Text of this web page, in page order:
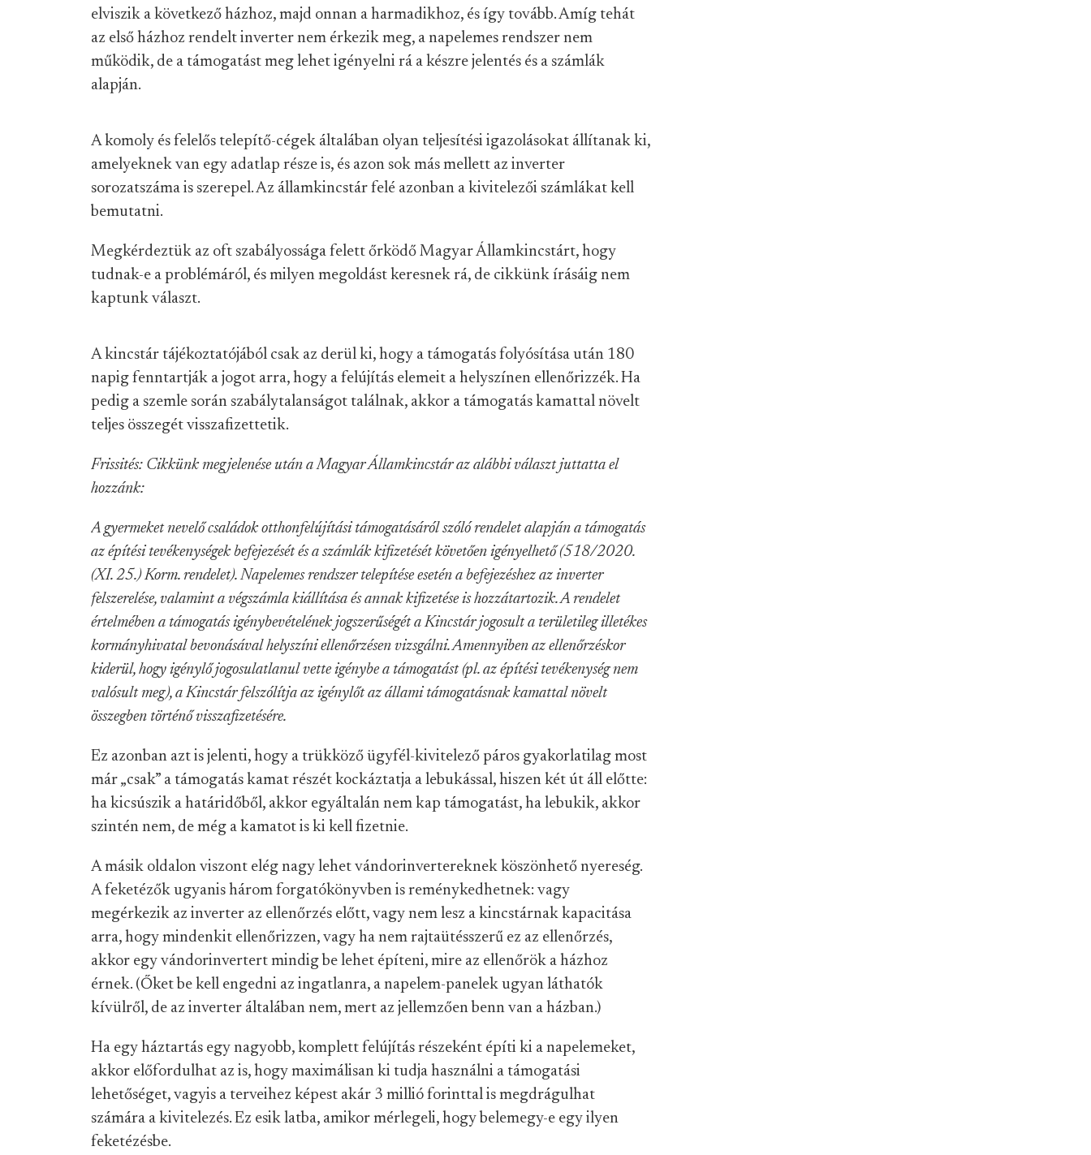
elviszik a következő házhoz, majd onnan a harmadikhoz, és így tovább. Amíg tehát
az első házhoz rendelt inverter nem érkezik meg, a napelemes rendszer nem
működik, de a támogatást meg lehet igényelni rá a készre jelentés és a számlák
alapján.
A komoly és felelős telepítő-cégek általában olyan teljesítési igazolásokat állítanak ki,
amelyeknek van egy adatlap része is, és azon sok más mellett az inverter
sorozatszáma is szerepel. Az államkincstár felé azonban a kivitelezői számlákat kell
bemutatni.
Megkérdeztük az oft szabályossága felett őrködő Magyar Államkincstárt, hogy
tudnak-e a problémáról, és milyen megoldást keresnek rá, de cikkünk írásáig nem
kaptunk választ.
A kincstár tájékoztatójából csak az derül ki, hogy a támogatás folyósítása után 180
napig fenntartják a jogot arra, hogy a felújítás elemeit a helyszínen ellenőrizzék. Ha
pedig a szemle során szabálytalanságot találnak, akkor a támogatás kamattal növelt
teljes összegét visszafizettetik.
Frissités: Cikkünk megjelenése után a Magyar Államkincstár az alábbi választ juttatta el
hozzánk:
A gyermeket nevelő családok otthonfelújítási támogatásáról szóló rendelet alapján a támogatás
az építési tevékenységek befejezését és a számlák kifizetését követően igényelhető (518/2020.
(XI. 25.) Korm. rendelet). Napelemes rendszer telepítése esetén a befejezéshez az inverter
felszerelése, valamint a végszámla kiállítása és annak kifizetése is hozzátartozik. A rendelet
értelmében a támogatás igénybevételének jogszerűségét a Kincstár jogosult a területileg illetékes
kormányhivatal bevonásával helyszíni ellenőrzésen vizsgálni. Amennyiben az ellenőrzéskor
kiderül, hogy igénylő jogosulatlanul vette igénybe a támogatást (pl. az építési tevékenység nem
valósult meg), a Kincstár felszólítja az igénylőt az állami támogatásnak kamattal növelt
összegben történő visszafizetésére.
Ez azonban azt is jelenti, hogy a trükköző ügyfél-kivitelező páros gyakorlatilag most
már „csak” a támogatás kamat részét kockáztatja a lebukással, hiszen két út áll előtte:
ha kicsúszik a határidőből, akkor egyáltalán nem kap támogatást, ha lebukik, akkor
szintén nem, de még a kamatot is ki kell fizetnie.
A másik oldalon viszont elég nagy lehet vándorinvertereknek köszönhető nyereség.
A feketézők ugyanis három forgatókönyvben is reménykedhetnek: vagy
megérkezik az inverter az ellenőrzés előtt, vagy nem lesz a kincstárnak kapacitása
arra, hogy mindenkit ellenőrizzen, vagy ha nem rajtaütésszerű ez az ellenőrzés,
akkor egy vándorinvertert mindig be lehet építeni, mire az ellenőrök a házhoz
érnek. (Őket be kell engedni az ingatlanra, a napelem-panelek ugyan láthatók
kívülről, de az inverter általában nem, mert az jellemzően benn van a házban.)
Ha egy háztartás egy nagyobb, komplett felújítás részeként építi ki a napelemeket,
akkor előfordulhat az is, hogy maximálisan ki tudja használni a támogatási
lehetőséget, vagyis a terveihez képest akár 3 millió forinttal is megdrágulhat
számára a kivitelezés. Ez esik latba, amikor mérlegeli, hogy belemegy-e egy ilyen
feketézésbe.